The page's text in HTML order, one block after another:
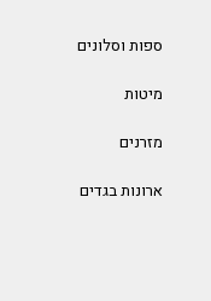
ספות וסלונים
מיטות
מזרנים
ארונות בגדים